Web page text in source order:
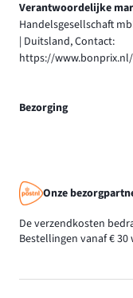
Verantwoordelijke
Handelsgesellschaft
| Duitsland, Contact:
https://
Bezorging
Onze
De verzendkosten
Bestellingen vanaf €